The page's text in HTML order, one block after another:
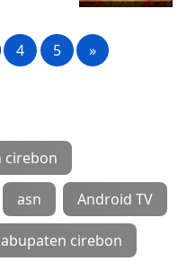
4 5 »
cirebon
asn Android TV
cirebon